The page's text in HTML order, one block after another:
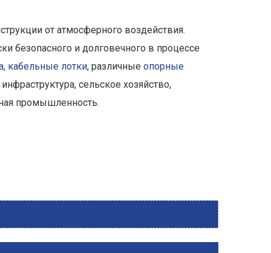
от атмосферного воздействия.
безопасного и долговечного в процессе
, кабельные лотки, различные опорные
сельское хозяйство,
промышленность.